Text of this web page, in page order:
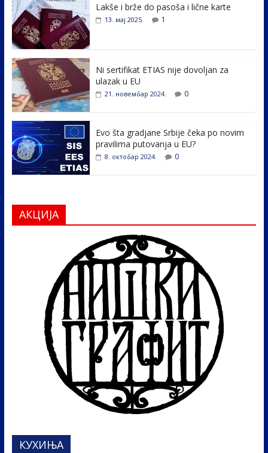
b
o
o
k
er e e
Lakše i brže do pasoša i lične karte
13. мај 2025. 1
Ni sertifikat ETIAS nije dovoljan za
ulazak u EU
21. новембар 2024. 0
Evo šta gradjane Srbije čeka po novim
pravilima putovanja u EU?
8. октобар 2024. 0
АКЦИЈА
КУХИЊА